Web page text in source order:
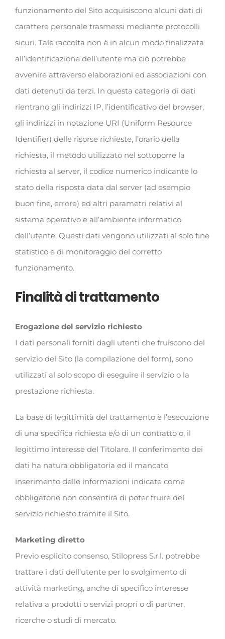
funzionamento del Sito acquisiscono alcuni dati di
carattere personale trasmessi mediante protocolli
sicuri. Tale raccolta non è in alcun modo finalizzata
all’identificazione dell’utente ma ciò potrebbe
avvenire attraverso elaborazioni ed associazioni con
dati detenuti da terzi. In questa categoria di dati
rientrano gli indirizzi IP, l’identificativo del browser,
gli indirizzi in notazione URI (Uniform Resource
Identifier) delle risorse richieste, l’orario della
richiesta, il metodo utilizzato nel sottoporre la
richiesta al server, il codice numerico indicante lo
stato della risposta data dal server (ad esempio
buon fine, errore) ed altri parametri relativi al
sistema operativo e all’ambiente informatico
dell’utente. Questi dati vengono utilizzati al solo fine
statistico e di monitoraggio del corretto
funzionamento.
Finalità di trattamento
Erogazione del servizio richiesto
I dati personali forniti dagli utenti che fruiscono del
servizio del Sito (la compilazione del form), sono
utilizzati al solo scopo di eseguire il servizio o la
prestazione richiesta.
La base di legittimità del trattamento è l’esecuzione
di una specifica richiesta e/o di un contratto o, il
legittimo interesse del Titolare. Il conferimento dei
dati ha natura obbligatoria ed il mancato
inserimento delle informazioni indicate come
obbligatorie non consentirà di poter fruire del
servizio richiesto tramite il Sito.
Marketing diretto
Previo esplicito consenso, Stilopress S.r.l. potrebbe
trattare i dati dell’utente per lo svolgimento di
attività marketing, anche di specifico interesse
relativa a prodotti o servizi propri o di partner,
ricerche o studi di mercato.